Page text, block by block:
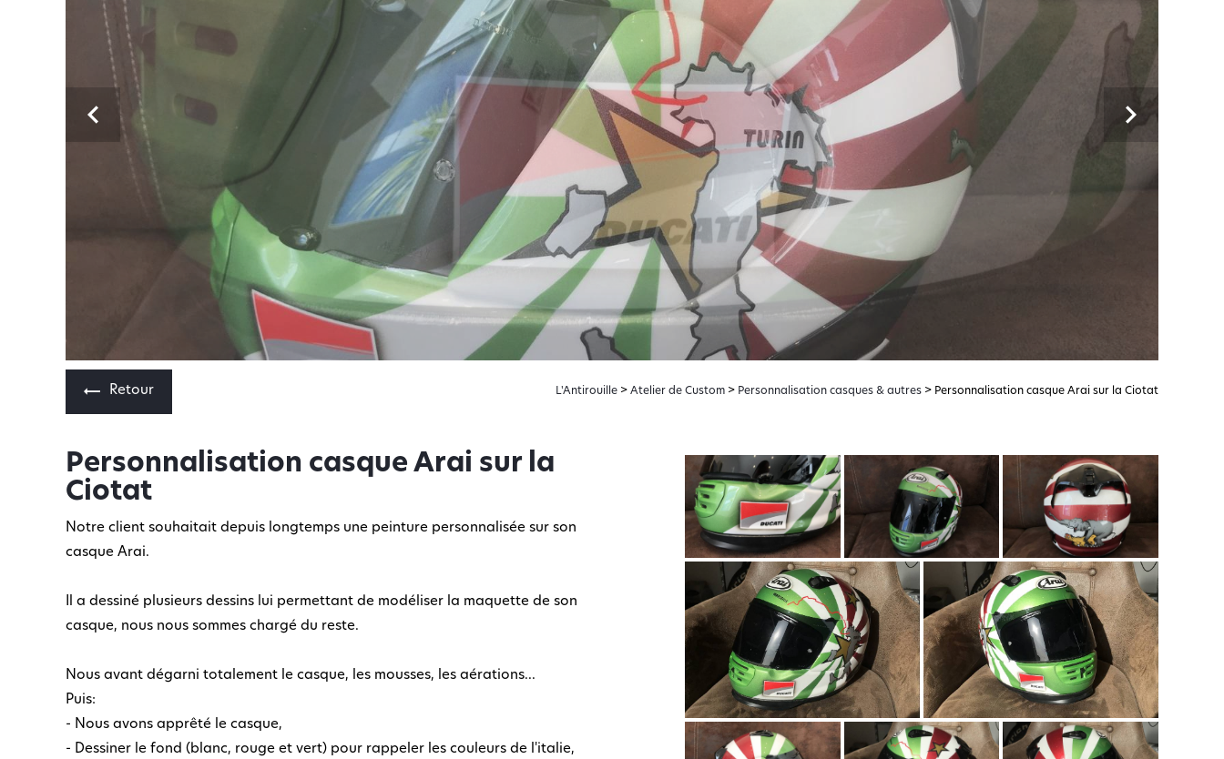
Previous Next
L'Antirouille > Atelier de Custom > Personnalisation casques & autres > Personnalisation casque Arai sur la Ciotat
Retour
Personnalisation casque Arai sur la
Ciotat
Notre client souhaitait depuis longtemps une peinture personnalisée sur son
casque Arai.
Il a dessiné plusieurs dessins lui permettant de modéliser la maquette de son
casque, nous nous sommes chargé du reste.
Nous avant dégarni totalement le casque, les mousses, les aérations...
Puis:
- Nous avons apprêté le casque,
- Dessiner le fond (blanc, rouge et vert) pour rappeler les couleurs de l'italie,